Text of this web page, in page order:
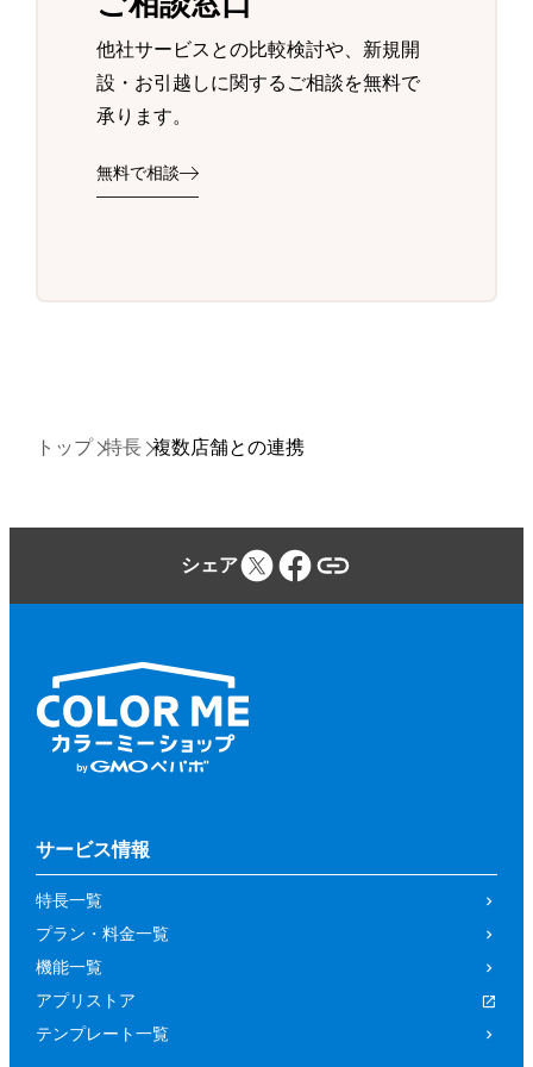
他社サービスとの比較検討や、新規開
設・お引越しに関するご相談を無料で
承ります。
無料で相談
トップ 特長 複数店舗との連携
シェア
サービス情報
特長一覧
プラン・料金一覧
機能一覧
アプリストア
テンプレート一覧